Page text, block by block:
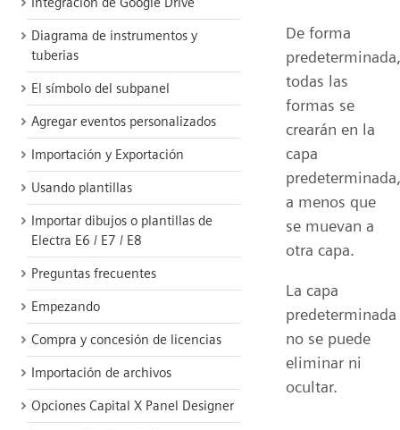
Diagrama de instrumentos y
tuberias
El símbolo del subpanel
Agregar eventos personalizados
Importación y Exportación
Usando plantillas
Importar dibujos o plantillas de
Electra E6 / E7 / E8
Preguntas frecuentes
Empezando
Compra y concesión de licencias
Importación de archivos
Opciones Capital X Panel Designer
De forma
predeterminada,
todas las
formas se
crearán en la
capa
predeterminada,
a menos que
se muevan a
otra capa.
La capa
predeterminada
no se puede
eliminar ni
ocultar.